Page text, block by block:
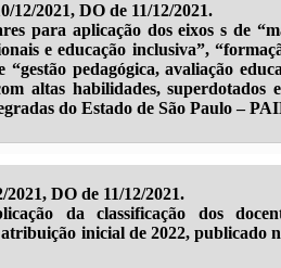
12/2021, DO de 11/12/2021.
para aplicação dos eixos s de
e educação inclusiva”,
“gestão pedagógica, avaliação
altas habilidades, superdotados e
do Estado de São Paulo –
DO de 11/12/2021.
da classificação dos
inicial de 2022, publicado